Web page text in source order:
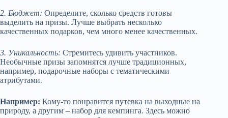
2. Бюджет: Определите, сколько средств готовы
выделить на призы. Лучше выбрать несколько
качественных подарков, чем много менее качественных.
3. Уникальность: Стремитесь удивить участников.
Необычные призы запомнятся лучше традиционных,
например, подарочные наборы с тематическими
атрибутами.
Например: Кому-то понравится путевка на выходные на
природу, а другим – набор для кемпинга. Здесь можно